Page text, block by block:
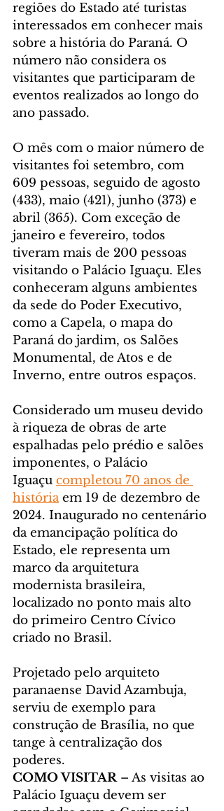
regiões do Estado até turistas
interessados em conhecer mais
sobre a história do Paraná. O
número não considera os
visitantes que participaram de
eventos realizados ao longo do
ano passado.
O mês com o maior número de
visitantes foi setembro, com
609 pessoas, seguido de agosto
(433), maio (421), junho (373) e
abril (365). Com exceção de
janeiro e fevereiro, todos
tiveram mais de 200 pessoas
visitando o Palácio Iguaçu. Eles
conheceram alguns ambientes
da sede do Poder Executivo,
como a Capela, o mapa do
Paraná do jardim, os Salões
Monumental, de Atos e de
Inverno, entre outros espaços.
Considerado um museu devido
à riqueza de obras de arte
espalhadas pelo prédio e salões
imponentes, o Palácio
Iguaçu completou 70 anos de
história em 19 de dezembro de
2024. Inaugurado no centenário
da emancipação política do
Estado, ele representa um
marco da arquitetura
modernista brasileira,
localizado no ponto mais alto
do primeiro Centro Cívico
criado no Brasil.
Projetado pelo arquiteto
paranaense David Azambuja,
serviu de exemplo para
construção de Brasília, no que
tange à centralização dos
poderes.
COMO VISITAR – As visitas ao
Palácio Iguaçu devem ser